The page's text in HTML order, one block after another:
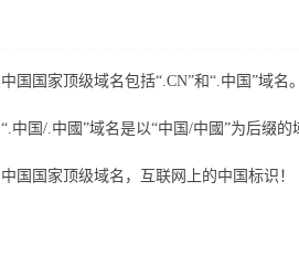
中国国家顶级域名包括“.CN”和“.中国”域
“.中国/.中國”域名是以“中国/中國”为后缀
中国国家顶级域名，互联网上的中国标识！